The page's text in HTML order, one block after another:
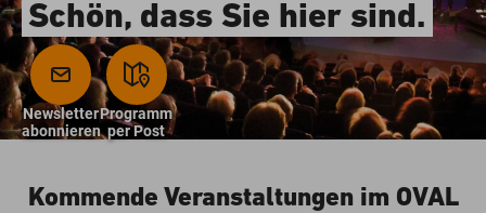
Schön, dass Sie hier sind.
Newsletter
abonnieren
Programm
per Post
Kommende Veranstaltungen im OVAL